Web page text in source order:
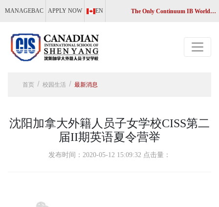
MANAGEBAC APPLY NOW EN The Only Continuum IB World School in Liaoning, China
首页 校园生活 最新消息
沈阳加拿大外籍人员子女学校CISS第二
届II期英语夏令营举
发布时间：2020-05-12 15:09:32 点击量：